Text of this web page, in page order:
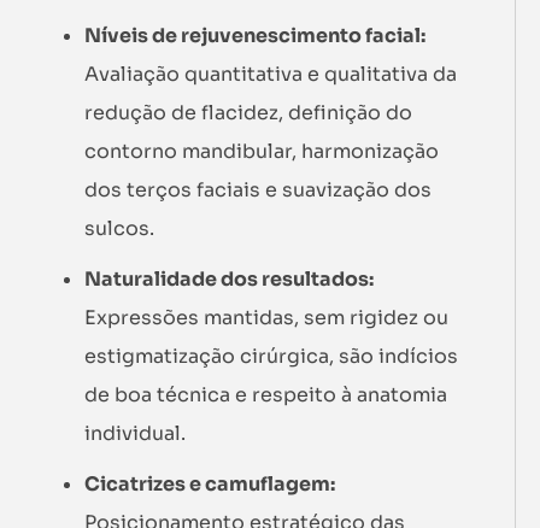
Níveis de rejuvenescimento facial:
Avaliação quantitativa e qualitativa da
redução de flacidez, definição do
contorno mandibular, harmonização
dos terços faciais e suavização dos
sulcos.
Naturalidade dos resultados:
Expressões mantidas, sem rigidez ou
estigmatização cirúrgica, são indícios
de boa técnica e respeito à anatomia
individual.
Cicatrizes e camuflagem:
Posicionamento estratégico das